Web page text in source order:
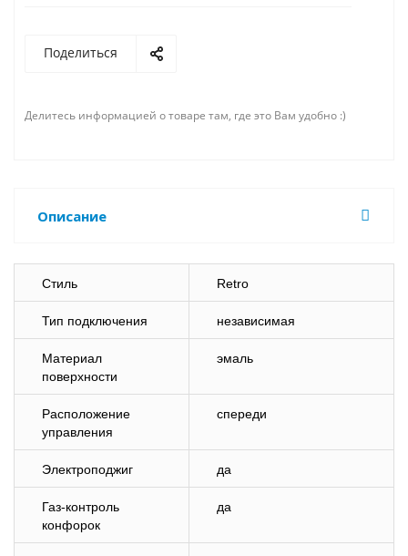
Поделиться
Делитесь информацией о товаре там, где это Вам удобно :)
Описание
Стиль Retro
Тип подключения независимая
Материал
поверхности
эмаль
Расположение
управления
спереди
Электроподжиг да
Газ-контроль
конфорок
да